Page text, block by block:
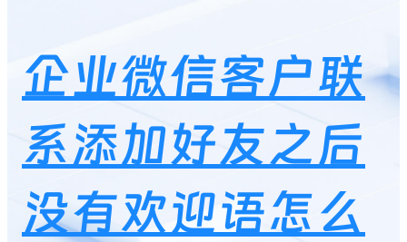
企业微信客户联
系添加好友之后
没有欢迎语怎么